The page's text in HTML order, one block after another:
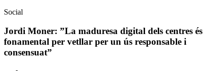
Àmbit
la
notícia
Social
Jordi Moner: ”La maduresa digital dels centres és
fonamental per vetllar per un ús responsable i
consensuat”